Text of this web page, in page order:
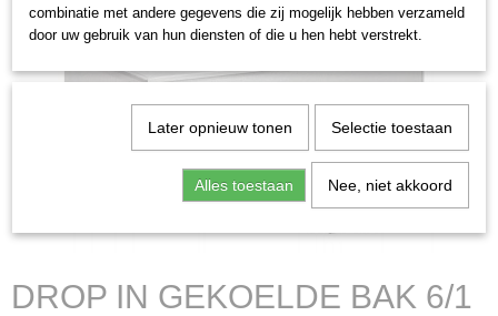
DROP IN GEKOELDE BAK 6/1
combinatie met andere gegevens die zij mogelijk hebben verzameld
door uw gebruik van hun diensten of die u hen hebt verstrekt.
Later opnieuw tonen Selectie toestaan
Alles toestaan Nee, niet akkoord